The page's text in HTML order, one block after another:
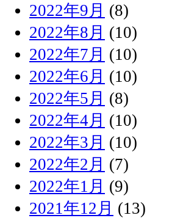
2022年9月 (8)
2022年8月 (10)
2022年7月 (10)
2022年6月 (10)
2022年5月 (8)
2022年4月 (10)
2022年3月 (10)
2022年2月 (7)
2022年1月 (9)
2021年12月 (13)